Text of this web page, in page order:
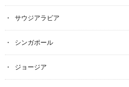
サウジアラビア
シンガポール
ジョージア